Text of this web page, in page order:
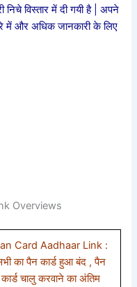
निचे विस्तार में दी गयी है | अपने
में और अधिक जानकारी के लिए
Overviews
Card Aadhaar Link :
का पैन कार्ड हुआ बंद , पैन
कार्ड चालु करवाने का अंतिम